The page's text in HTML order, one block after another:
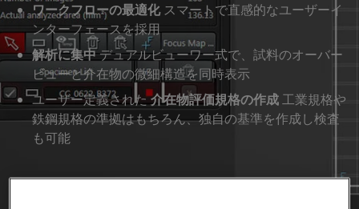
ワークフローの最適化スマートで直感的なユーザーイ
ンターフェースを採用
解析に集中デュアルビューワー式で、試料のオーバー
ビューと介在物の微細構造を同時表示
ユーザー定義された介在物評価規格の作成 工業規格や
鉄鋼規格の準拠はもちろん、独自の基準を作成し検査
も可能